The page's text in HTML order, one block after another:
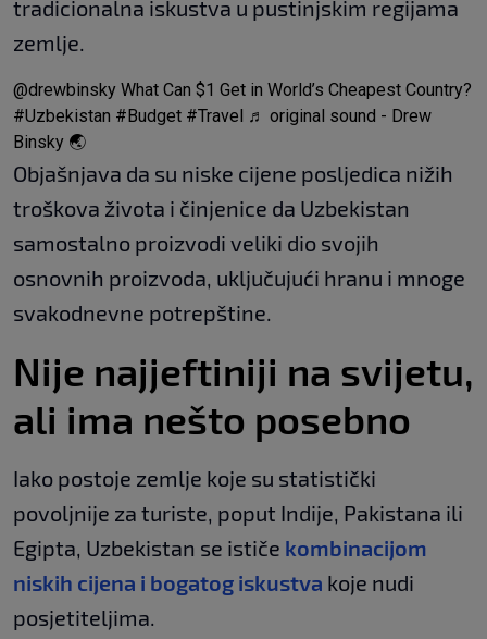
tradicionalna iskustva u pustinjskim regijama
zemlje.
@drewbinsky What Can $1 Get in World’s Cheapest Country?
#Uzbekistan #Budget #Travel ♬ original sound - Drew
Binsky 🌏
Objašnjava da su niske cijene posljedica nižih
troškova života i činjenice da Uzbekistan
samostalno proizvodi veliki dio svojih
osnovnih proizvoda, uključujući hranu i mnoge
svakodnevne potrepštine.
Nije najjeftiniji na svijetu,
ali ima nešto posebno
Iako postoje zemlje koje su statistički
povoljnije za turiste, poput Indije, Pakistana ili
Egipta, Uzbekistan se ističe kombinacijom
niskih cijena i bogatog iskustva koje nudi
posjetiteljima.